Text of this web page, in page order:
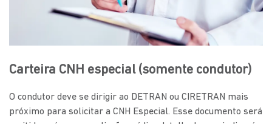
Carteira CNH especial (somente condutor)
O condutor deve se dirigir ao DETRAN ou CIRETRAN mais
próximo para solicitar a CNH Especial. Esse documento será